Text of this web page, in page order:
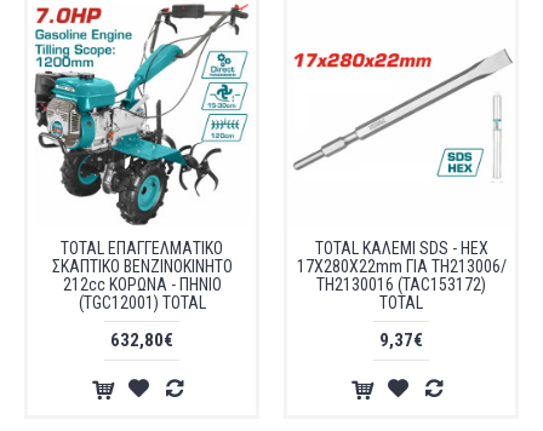
TOTAL ΕΠΑΓΓΕΛΜΑΤΙΚΟ
ΣΚΑΠΤΙΚΟ ΒΕΝΖΙΝΟΚΙΝΗΤΟ
212cc ΚΟΡΩΝΑ - ΠΗΝΙΟ
(TGC12001) TOTAL
632,80€
TOTAL ΚΑΛΕΜΙ SDS - HEX
17X280X22mm ΓΙΑ TH213006/
TH2130016 (TAC153172)
TOTAL
9,37€